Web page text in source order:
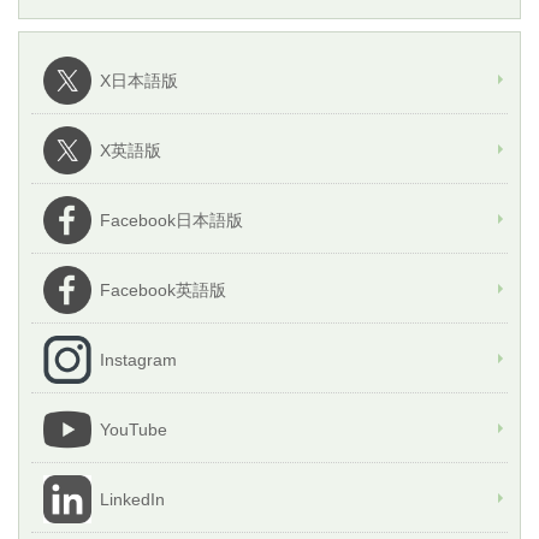
X日本語版
X英語版
Facebook日本語版
Facebook英語版
Instagram
YouTube
LinkedIn